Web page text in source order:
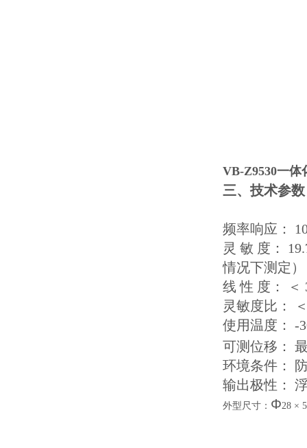
VB-Z9530一体
三、技术参
频率响应：
灵 敏 度：
情况下测定
线 性 度： ＜
灵敏度比：
使用温度： -
可测位移：
环境条件：
输出极性：
外型尺寸： Φ28 ×